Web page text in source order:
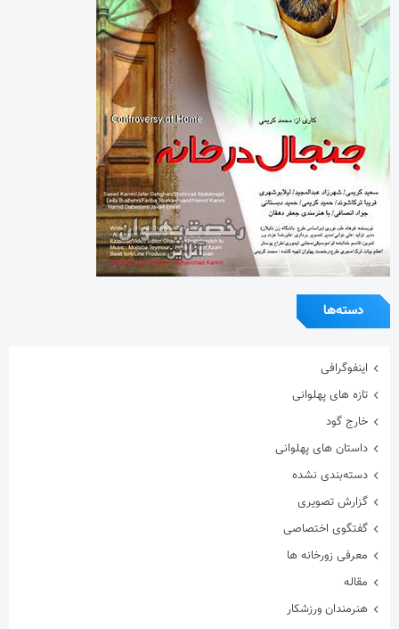
دسته‌ها
اینفوگرافی
تازه های پهلوانی
خارج گود
داستان های پهلوانی
دسته‌بندی نشده
گزارش تصویری
گفتگوی اختصاصی
معرفی زورخانه ها
مقاله
هنرمندان ورزشکار